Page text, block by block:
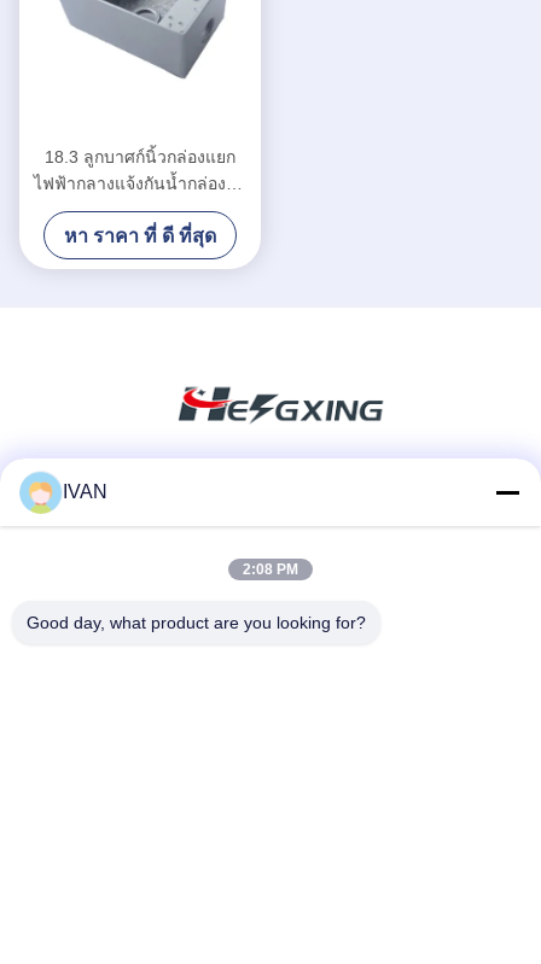
18.3 ลูกบาศก์นิ้วกล่องแยก
ไฟฟ้ากลางแจ้งกันน้ำกล่องสวิ
ทช์แก๊งเดี่ยว
หา ราคา ที่ ดี ที่สุด
IVAN
2:08 PM
Good day, what product are you looking for?